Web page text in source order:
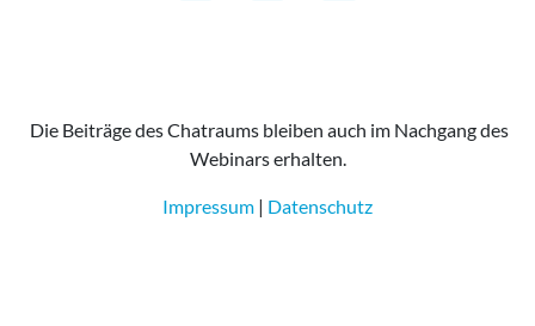
Die Beiträge des Chatraums bleiben auch im Nachgang des
Webinars erhalten.
Impressum | Datenschutz